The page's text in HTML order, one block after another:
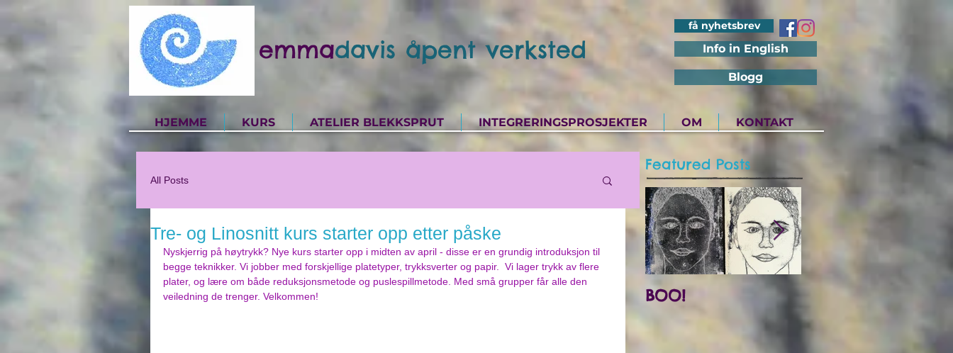
emmadavis åpent verksted
få nyhetsbrev
Info in English
Blogg
HJEMME KURS ATELIER BLEKKSPRUT INTEGRERINGSPROSJEKTER OM KONTAKT
All Posts
Tre- og Linosnitt kurs starter opp etter påske
Nyskjerrig på høytrykk? Nye kurs starter opp i midten av april - disse er en grundig introduksjon til
begge teknikker. Vi jobber med forskjellige platetyper, trykksverter og papir.  Vi lager trykk av flere
plater, og lære om både reduksjonsmetode og puslespillmetode. Med små grupper får alle den
veiledning de trenger. Velkommen!
Featured Posts
BOO!
Internasjonale
Barnekunstmuseet